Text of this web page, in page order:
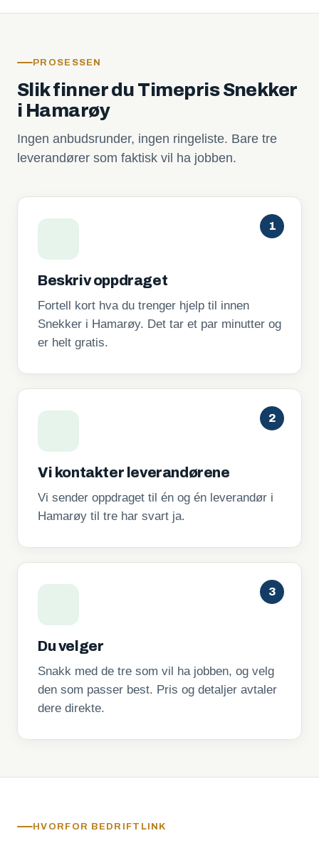
PROSESSEN
Slik finner du Timepris Snekker
i Hamarøy
Ingen anbudsrunder, ingen ringeliste. Bare tre
leverandører som faktisk vil ha jobben.
1
Beskriv oppdraget
Fortell kort hva du trenger hjelp til innen
Snekker i Hamarøy. Det tar et par minutter og
er helt gratis.
2
Vi kontakter leverandørene
Vi sender oppdraget til én og én leverandør i
Hamarøy til tre har svart ja.
3
Du velger
Snakk med de tre som vil ha jobben, og velg
den som passer best. Pris og detaljer avtaler
dere direkte.
HVORFOR BEDRIFTLINK